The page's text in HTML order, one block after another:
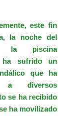
este fin
la noche del
la piscina
ha sufrido un
que ha
a diversos
se ha recibido
ha movilizado